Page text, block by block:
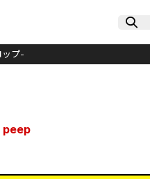
ップ-
peep